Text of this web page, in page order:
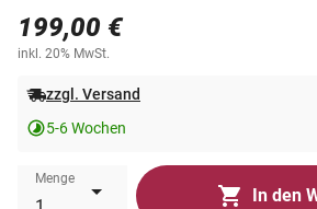
199,00 €
inkl. 20% MwSt.
zzgl. Versand
5-6 Wochen
Menge
In den